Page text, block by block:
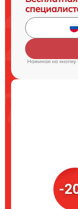
Нажимая на кнопку
-